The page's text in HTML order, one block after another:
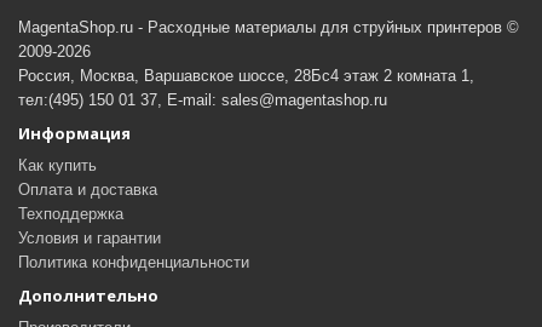
MagentaShop.ru - Расходные материалы для струйных принтеров ©
2009-2026
Россия, Москва, Варшавское шоссе, 28Бс4 этаж 2 комната 1,
тел:(495) 150 01 37, E-mail: sales@magentashop.ru
Информация
Как купить
Оплата и доставка
Техподдержка
Условия и гарантии
Политика конфиденциальности
Дополнительно